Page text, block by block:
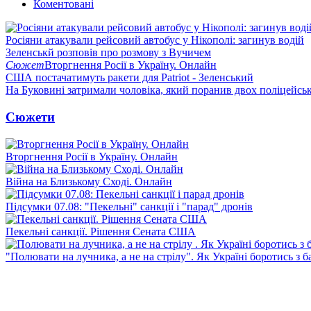
Коментовані
Росіяни атакували рейсовий автобус у Нікополі: загинув водій
Зеленськй розповів про розмову з Вучичем
СюжетВторгнення Росії в Україну. Онлайн
США постачатимуть ракети для Patriot - Зеленський
На Буковині затримали чоловіка, який поранив двох
Сюжети
Вторгнення Росії в Україну. Онлайн
Війна на Близькому Сході. Онлайн
Підсумки 07.08: "Пекельні" санкції і "парад" дронів
Пекельні санкції. Рішення Сената США
"Полювати на лучника, а не на стрілу". Як Україні боротись з